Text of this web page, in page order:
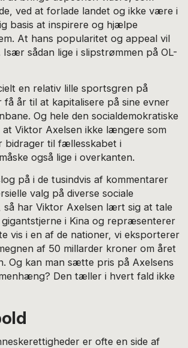
ved at forlade landet og ikke være i
basis at inspirere og hjælpe
At hans popularitet og appeal vil
Især sådan lige i slipstrømmen på OL-
en relativ lille sportsgren på
få år til at kapitalisere på sine evner
Og hele den socialdemokratiske
Viktor Axelsen ikke længere som
bidrager til fællesskabet i
også lige i overkanten.
på i de tusindvis af kommentarer
valg på diverse sociale
så har Viktor Axelsen lært sig at tale
gigantstjerne i Kina og repræsenterer
vis i en af de nationer, vi eksporterer
af 50 millarder kroner om året
Og kan man sætte pris på Axelsens
Den tæller i hvert fald ikke
er ofte en side af